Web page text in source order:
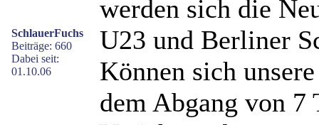
SchlauerFuchs
Beiträge: 660
Dabei seit:
01.10.06
werden sich die
U23 und Berliner
Können sich
dem Abgang von 7